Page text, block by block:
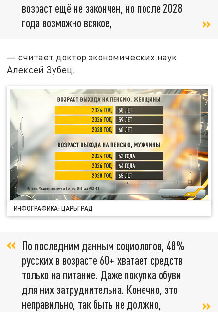
возраст ещё не закончен, но после 2028
года возможно всякое,
— считает доктор экономических наук
Алексей Зубец.
ИНФОГРАФИКА: ЦАРЬГРАД
По последним данным социологов, 48%
русских в возрасте 60+ хватает средств
только на питание. Даже покупка обуви
для них затруднительна. Конечно, это
неправильно, так быть не должно,